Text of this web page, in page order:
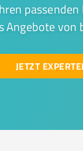
Angebote von
JETZT